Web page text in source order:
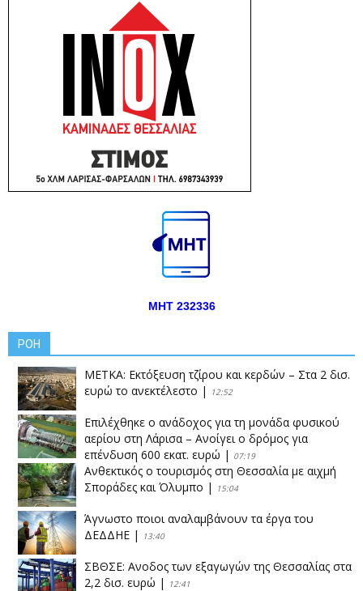
ΜΗΤ 232336
ΡΟΗ
ΜΕΤΚΑ: Εκτόξευση τζίρου και κερδών – Στα 2 δισ.
ευρώ το ανεκτέλεστο | 12:52
Επιλέχθηκε ο ανάδοχος για τη μονάδα φυσικού
αερίου στη Λάρισα – Ανοίγει ο δρόμος για
επένδυση 600 εκατ. ευρώ | 07:19
Ανθεκτικός ο τουρισμός στη Θεσσαλία με αιχμή
Σποράδες και Όλυμπο | 15:04
Άγνωστο ποιοι αναλαμβάνουν τα έργα του
ΔΕΔΔΗΕ | 13:40
ΣΒΘΣΕ: Aνοδος των εξαγωγών της Θεσσαλίας στα
2,2 δισ. ευρώ | 12:41